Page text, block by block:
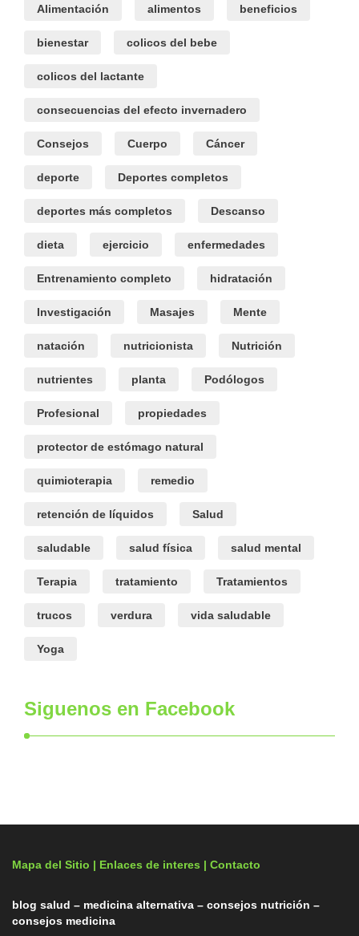
Alimentación alimentos beneficios
bienestar colicos del bebe
colicos del lactante
consecuencias del efecto invernadero
Consejos Cuerpo Cáncer
deporte Deportes completos
deportes más completos Descanso
dieta ejercicio enfermedades
Entrenamiento completo hidratación
Investigación Masajes Mente
natación nutricionista Nutrición
nutrientes planta Podólogos
Profesional propiedades
protector de estómago natural
quimioterapia remedio
retención de líquidos Salud
saludable salud física salud mental
Terapia tratamiento Tratamientos
trucos verdura vida saludable
Yoga
Siguenos en Facebook
Mapa del Sitio | Enlaces de interes | Contacto
blog salud – medicina alternativa – consejos nutrición –
consejos medicina